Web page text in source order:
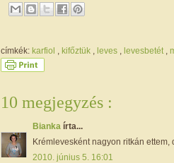
címkék: karfiol kifőztük leves levesbetét
10 megjegyzés :
Bianka írta...
Krémlevesként nagyon ritkán ettem,
2010. június 5. 16:01